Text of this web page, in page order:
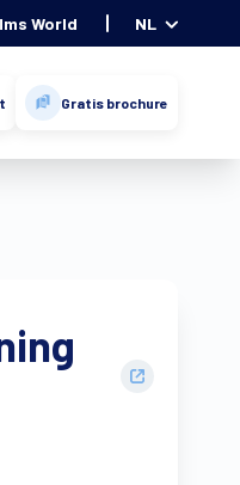
World NL
Gratis brochure